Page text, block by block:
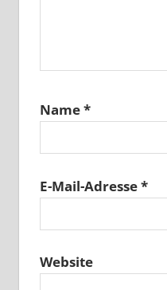
Name*
E-Mail-Adresse*
Website